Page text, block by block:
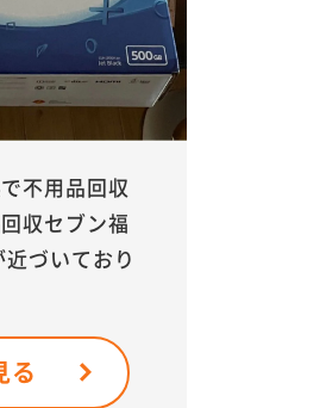
不用品回収
収セブン福
づいており
る